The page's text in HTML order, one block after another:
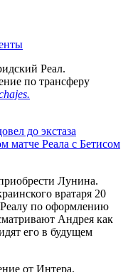
Реал.
по трансферу
до экстаза
матче Реала с Бетисом
Лунина.
вратаря 20
по оформлению
Андрея как
его в будущем
от Интера.